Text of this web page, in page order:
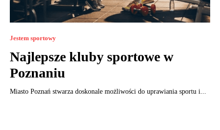
Jestem sportowy
Najlepsze kluby sportowe w
Poznaniu
Miasto Poznań stwarza doskonale możliwości do uprawiania sportu i...